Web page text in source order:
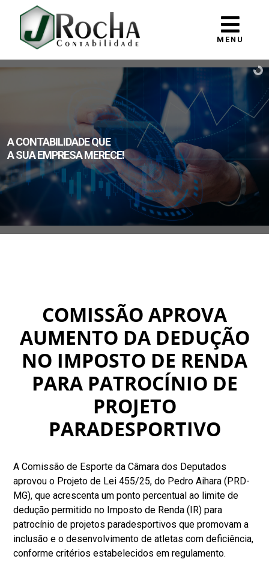
MENU
A CONTABILIDADE QUE
A SUA EMPRESA MERECE!
COMISSÃO APROVA
AUMENTO DA DEDUÇÃO
NO IMPOSTO DE RENDA
PARA PATROCÍNIO DE
PROJETO
PARADESPORTIVO
A Comissão de Esporte da Câmara dos Deputados
aprovou o Projeto de Lei 455/25, do Pedro Aihara (PRD-
MG), que acrescenta um ponto percentual ao limite de
dedução permitido no Imposto de Renda (IR) para
patrocínio de projetos paradesportivos que promovam a
inclusão e o desenvolvimento de atletas com deficiência,
conforme critérios estabelecidos em regulamento.